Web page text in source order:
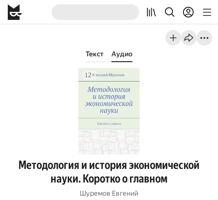
Текст Аудио
Методология и история экономической
науки. Коротко о главном
Шуремов Евгений